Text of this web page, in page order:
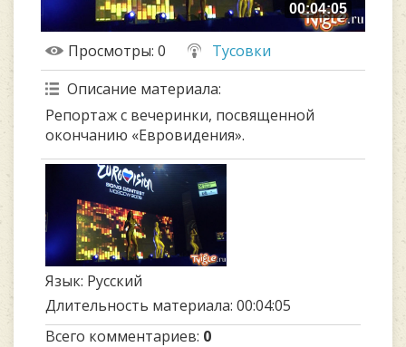
00:04:05
Просмотры: 0
Тусовки
Описание материала:
Репортаж с вечеринки, посвященной
окончанию «Евровидения».
Язык: Русский
Длительность материала: 00:04:05
Всего комментариев: 0